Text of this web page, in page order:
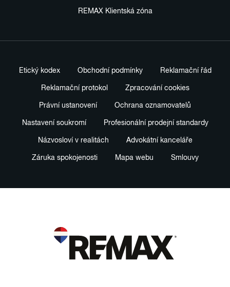
REMAX Klientská zóna
Etický kodex Obchodní podmínky Reklamační řád
Reklamační protokol Zpracování cookies
Právní ustanovení Ochrana oznamovatelů
Nastavení soukromí Profesionální prodejní standardy
Názvosloví v realitách Advokátní kanceláře
Záruka spokojenosti Mapa webu Smlouvy